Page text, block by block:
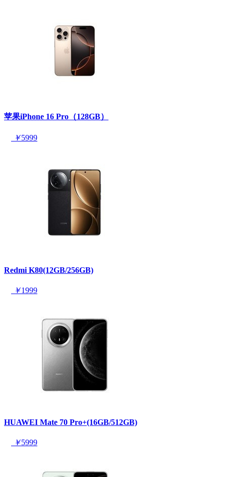
苹果iPhone 16 Pro（128GB）
￥5999
Redmi K80(12GB/256GB)
￥1999
HUAWEI Mate 70 Pro+(16GB/512GB)
￥5999